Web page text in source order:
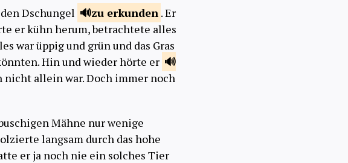
Dschungel
zu erkunden . Er
er kühn herum, betrachtete alles
war üppig und grün und das Gras
Hin und wieder hörte er
nicht allein war. Doch immer noch
Mähne nur wenige
langsam durch das hohe
er ja noch nie ein solches Tier